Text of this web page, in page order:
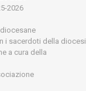
2026
i sacerdoti della diocesi
a cura della